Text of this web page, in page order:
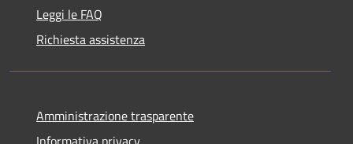
Leggi le FAQ
Richiesta assistenza
Amministrazione trasparente